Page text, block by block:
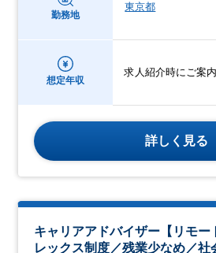
勤務地
東京都
想定年収
求人紹介時にご案
詳しく見る
キャリアアドバイザー【リモー
レックス制度／残業少なめ／社